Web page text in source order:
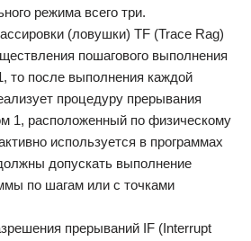
режима всего три.
(ловушки) TF (Trace Rag)
пошагового выполнения
то после выполнения каждой
процедуру прерывания
1, расположенный по физическому
используется в программах
допускать выполнение
по шагам или с точками
прерываний IF (Interrupt